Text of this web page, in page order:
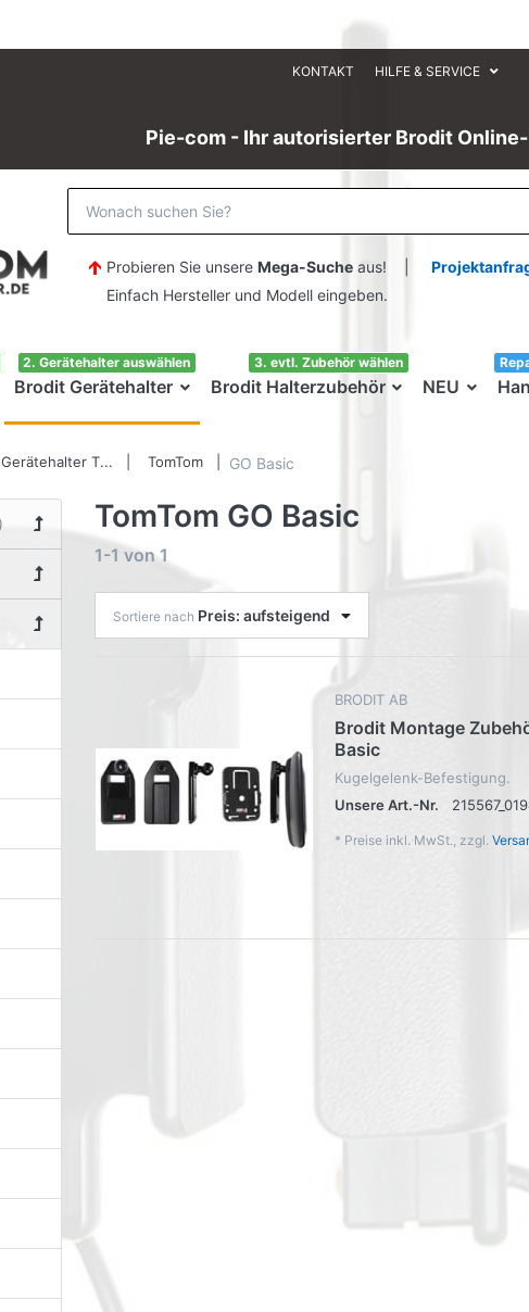
KONTAKT HILFE & SERVICE
Pie-com - Ihr autorisierter Brodit
Probieren Sie unsere Mega-Sucheaus! |
Einfach Hersteller und Modell eingeben.
Brodit Gerätehalter
2. Gerätehalter auswählen
Brodit Halterzubehör
3. evtl. Zubehör wählen
NEU
Gerätehalter T... TomTom GO Basic
TomTom GO Basic
1-1 von 1
Sortiere nach Preis: aufsteigend
BRODIT AB
Brodit Montage
Basic
Kugelgelenk-Befestigung.
Unsere Art.-Nr.
* Preise inkl. MwSt., zzgl.